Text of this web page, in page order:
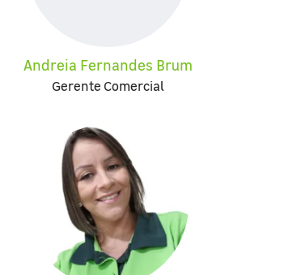
Andreia Fernandes Brum
Gerente Comercial